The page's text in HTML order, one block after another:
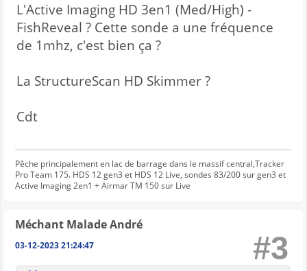
L'Active Imaging HD 3en1 (Med/High) -
FishReveal ? Cette sonde a une fréquence
de 1mhz, c'est bien ça ?
La StructureScan HD Skimmer ?
Cdt
Pêche principalement en lac de barrage dans le massif central,Tracker
Pro Team 175. HDS 12 gen3 et HDS 12 Live, sondes 83/200 sur gen3 et
Active Imaging 2en1 + Airmar TM 150 sur Live
Méchant Malade André
03-12-2023 21:24:47 #3